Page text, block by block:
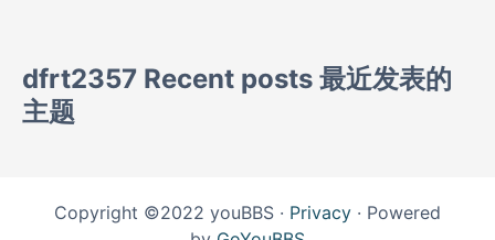
dfrt2357 Recent posts 最近发表的
主题
Copyright ©2022 youBBS · Privacy · Powered